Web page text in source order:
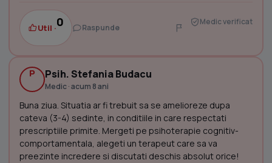
Util ·0 Raspunde
Medic verificat
P Psih. Stefania Budacu
Medic · acum 8 ani
Buna ziua. Situatia ar fi trebuit sa se amelioreze dupa
cateva (3-4) sedinte, in conditiile in care respectati
prescriptiile primite. Mergeti pe psihoterapie cognitiv-
comportamentala, alegeti un terapeut care sa va
preezinte incredere si discutati deschis absolut orice!